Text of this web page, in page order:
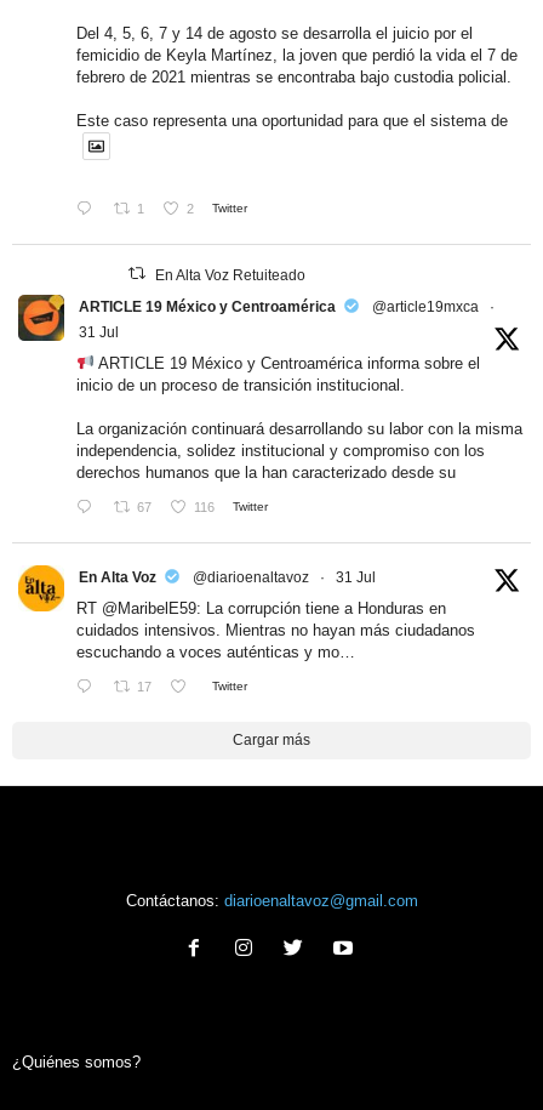
Del 4, 5, 6, 7 y 14 de agosto se desarrolla el juicio por el
femicidio de Keyla Martínez, la joven que perdió la vida el 7 de
febrero de 2021 mientras se encontraba bajo custodia policial.
Este caso representa una oportunidad para que el sistema de
1 2 Twitter
En Alta Voz Retuiteado
ARTICLE 19 México y Centroamérica
@article19mxca
·
31 Jul
ARTICLE 19 México y Centroamérica informa sobre el
inicio de un proceso de transición institucional.
La organización continuará desarrollando su labor con la misma
independencia, solidez institucional y compromiso con los
derechos humanos que la han caracterizado desde su
67 116 Twitter
En Alta Voz @diarioenaltavoz · 31 Jul
RT @MaribelE59: La corrupción tiene a Honduras en
cuidados intensivos. Mientras no hayan más ciudadanos
escuchando a voces auténticas y mo…
17 Twitter
Cargar más
Contáctanos: diarioenaltavoz@gmail.com
¿Quiénes somos?